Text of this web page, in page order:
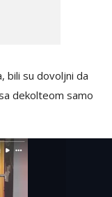
bili su dovoljni da
dekolteom samo